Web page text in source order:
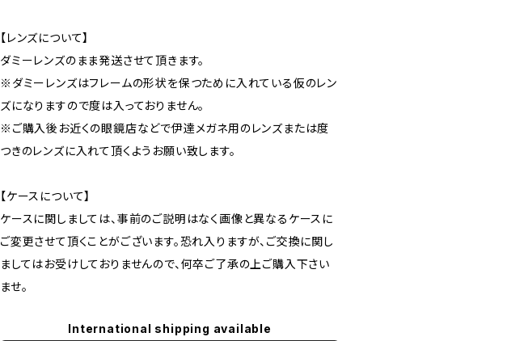
【レンズについて】
ダミーレンズのまま発送させて頂きます。
※ダミーレンズはフレームの形状を保つために入れている仮のレン
ズになりますので度は入っておりません。
※ご購入後お近くの眼鏡店などで伊達メガネ用のレンズまたは度
つきのレンズに入れて頂くようお願い致します。
【ケースについて】
ケースに関しましては、事前のご説明はなく画像と異なるケースに
ご変更させて頂くことがございます。恐れ入りますが、ご交換に関し
ましてはお受けしておりませんので、何卒ご了承の上ご購入下さい
ませ。
International shipping available